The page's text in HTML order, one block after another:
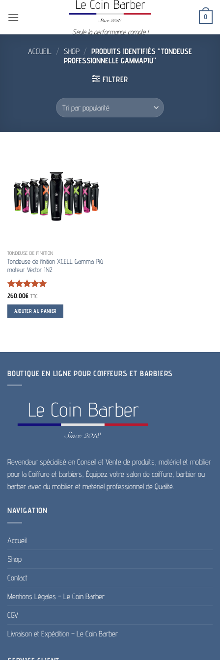
Seule la performance compte !
0
ACCUEIL / SHOP / PRODUITS IDENTIFIÉS “TONDEUSE
PROFESSIONNELLE GAMMAPIÙ”
FILTRER
TONDEUSE DE FINITION
Tondeuse de finition XCELL Gamma Più
moteur Vector IN2
Note5 sur
5
260.00€ TTC
AJOUTER AU PANIER
BOUTIQUE EN LIGNE POUR COIFFEURS ET BARBIERS
Revendeur spécialisé en Conseil et Vente de produits, matériel et mobilier
pour la Coiffure et barbiers, Équipez votre salon de coiffure, barbier ou
barber avec du mobilier et matériel professionnel de Qualité.
NAVIGATION
Accueil
Shop
Contact
Mentions Légales – Le Coin Barber
CGV
Livraison et Expédition – Le Coin Barber